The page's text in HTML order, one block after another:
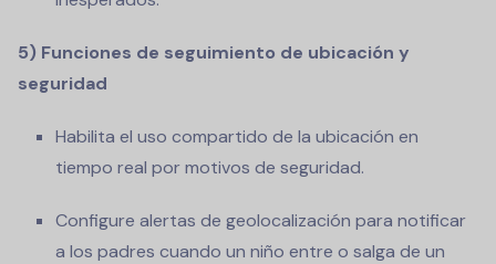
5) Funciones de seguimiento de ubicación y
seguridad
Habilita el uso compartido de la ubicación en
tiempo real por motivos de seguridad.
Configure alertas de geolocalización para notificar
a los padres cuando un niño entre o salga de un